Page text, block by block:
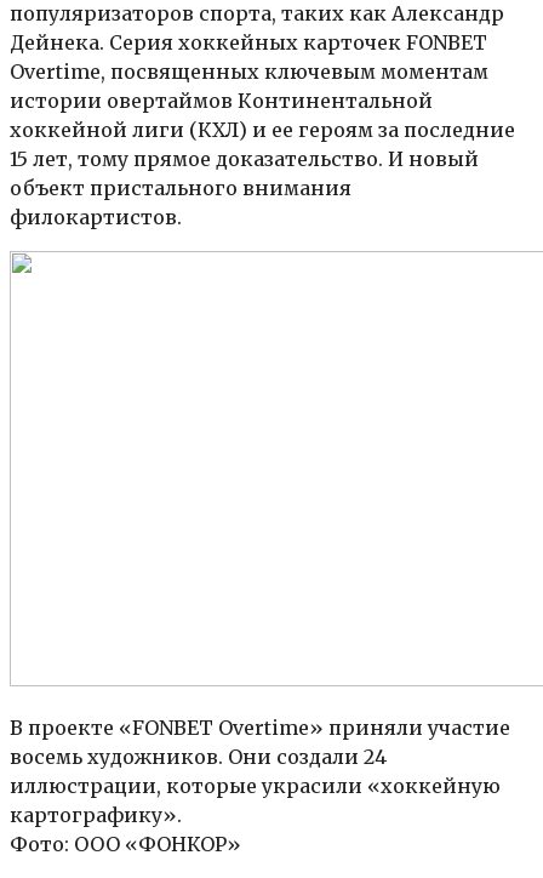
популяризаторов спорта, таких как Александр
Дейнека. Серия хоккейных карточек FONBET
Overtime, посвященных ключевым моментам
истории овертаймов Континентальной
хоккейной лиги (КХЛ) и ее героям за последние
15 лет, тому прямое доказательство. И новый
объект пристального внимания
филокартистов.
В проекте «FONBET Overtime» приняли участие
восемь художников. Они создали 24
иллюстрации, которые украсили «хоккейную
картографику».
Фото: ООО «ФОНКОР»